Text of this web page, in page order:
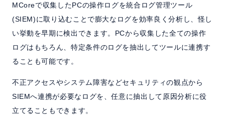
MCoreで収集したPCの操作ログを統合ログ管理ツール
(SIEM)に取り込むことで膨大なログを効率良く分析し、怪し
い挙動を早期に検出できます。PCから収集した全ての操作
ログはもちろん、特定条件のログを抽出してツールに連携す
ることも可能です。
不正アクセスやシステム障害などセキュリティの観点から
SIEMへ連携が必要なログを、任意に抽出して原因分析に役
立てることもできます。